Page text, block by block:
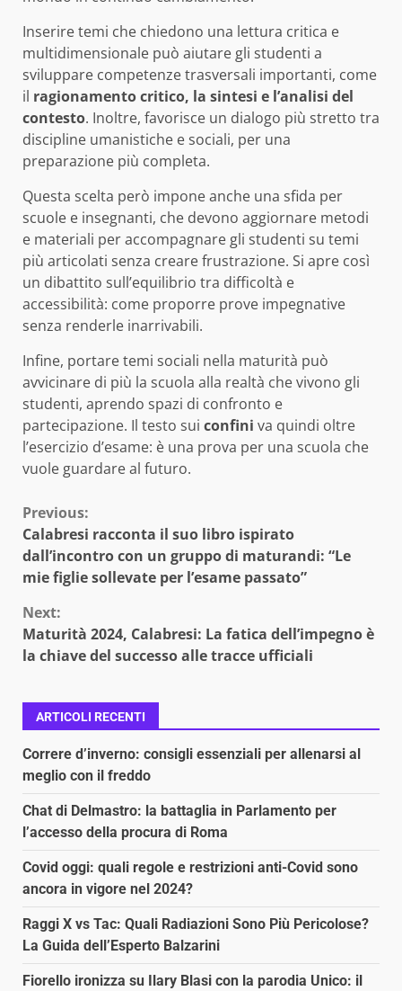
Inserire temi che chiedono una lettura critica e
multidimensionale può aiutare gli studenti a
sviluppare competenze trasversali importanti, come
il ragionamento critico, la sintesi e l’analisi del
contesto. Inoltre, favorisce un dialogo più stretto tra
discipline umanistiche e sociali, per una
preparazione più completa.
Questa scelta però impone anche una sfida per
scuole e insegnanti, che devono aggiornare metodi
e materiali per accompagnare gli studenti su temi
più articolati senza creare frustrazione. Si apre così
un dibattito sull’equilibrio tra difficoltà e
accessibilità: come proporre prove impegnative
senza renderle inarrivabili.
Infine, portare temi sociali nella maturità può
avvicinare di più la scuola alla realtà che vivono gli
studenti, aprendo spazi di confronto e
partecipazione. Il testo sui confini va quindi oltre
l’esercizio d’esame: è una prova per una scuola che
vuole guardare al futuro.
Continue
Reading
Previous:
Calabresi racconta il suo libro ispirato
dall’incontro con un gruppo di maturandi: “Le
mie figlie sollevate per l’esame passato”
Next:
Maturità 2024, Calabresi: La fatica dell’impegno è
la chiave del successo alle tracce ufficiali
ARTICOLI RECENTI
Correre d’inverno: consigli essenziali per allenarsi al
meglio con il freddo
Chat di Delmastro: la battaglia in Parlamento per
l’accesso della procura di Roma
Covid oggi: quali regole e restrizioni anti-Covid sono
ancora in vigore nel 2024?
Raggi X vs Tac: Quali Radiazioni Sono Più Pericolose?
La Guida dell’Esperto Balzarini
Fiorello ironizza su Ilary Blasi con la parodia Unico: il